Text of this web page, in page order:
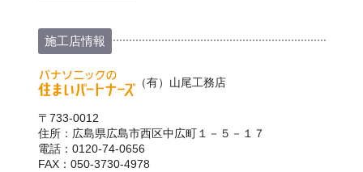
施工店情報
（有）山尾工務店
〒733-0012
住所：広島県広島市西区中広町１－５－１７
電話：0120-74-0656
FAX：050-3730-4978